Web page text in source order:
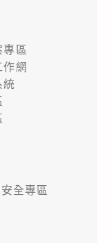
專區
作網
統
全專區